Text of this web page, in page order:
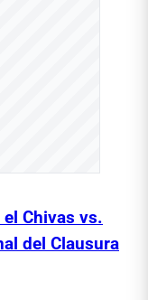
el Chivas vs.
del Clausura